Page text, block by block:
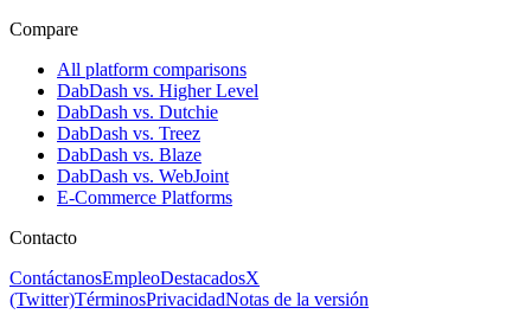
Compare
All platform comparisons
DabDash vs. Higher Level
DabDash vs. Dutchie
DabDash vs. Treez
DabDash vs. Blaze
DabDash vs. WebJoint
E-Commerce Platforms
Contacto
ContáctanosEmpleoDestacadosX
(Twitter)TérminosPrivacidadNotas de la versión